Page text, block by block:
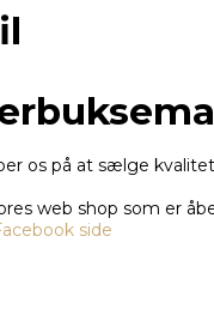
os på at sælge
web shop som er
side